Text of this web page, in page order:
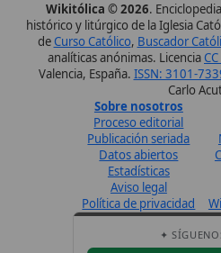
Perfil de Instagram
Síguenos · @wikitolica